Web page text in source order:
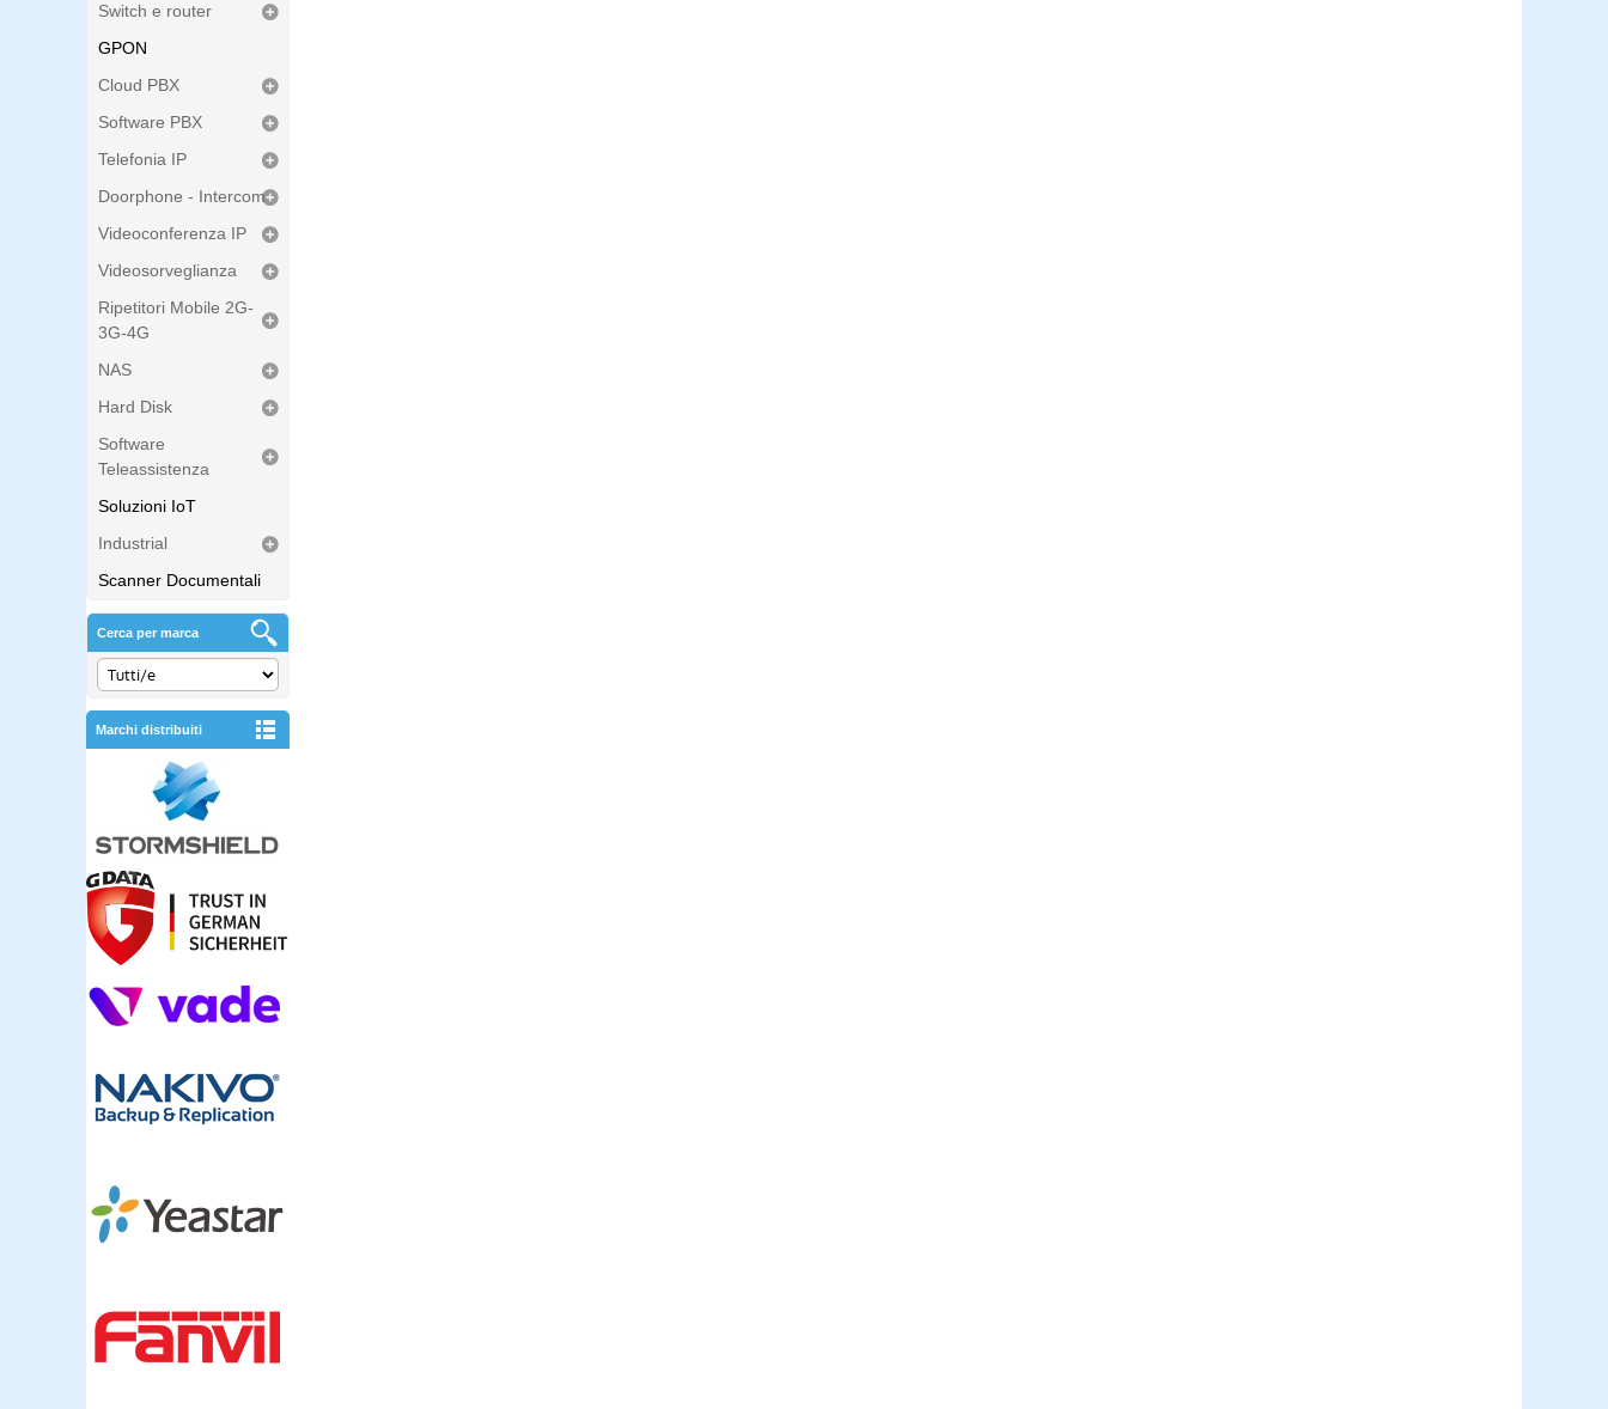
Switch e router
GPON
Cloud PBX
Software PBX
Telefonia IP
Doorphone - Intercom
Videoconferenza IP
Videosorveglianza
Ripetitori Mobile 2G-
3G-4G
NAS
Hard Disk
Software
Teleassistenza
Soluzioni IoT
Industrial
Scanner Documentali
Cerca per marca
Marchi distribuiti